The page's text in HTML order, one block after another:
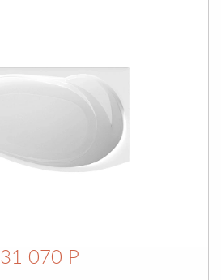
31 070 Р